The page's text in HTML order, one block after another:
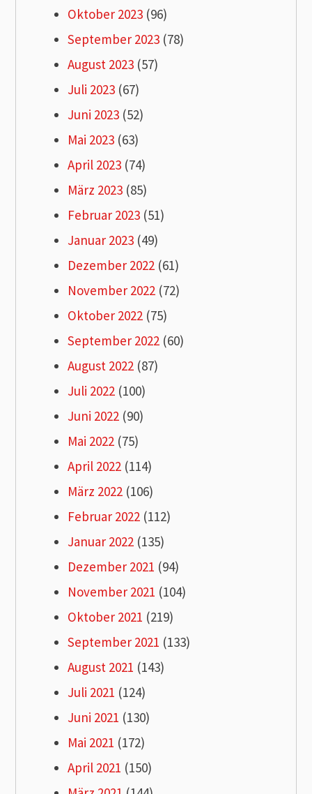
Oktober 2023 (96)
September 2023 (78)
August 2023 (57)
Juli 2023 (67)
Juni 2023 (52)
Mai 2023 (63)
April 2023 (74)
März 2023 (85)
Februar 2023 (51)
Januar 2023 (49)
Dezember 2022 (61)
November 2022 (72)
Oktober 2022 (75)
September 2022 (60)
August 2022 (87)
Juli 2022 (100)
Juni 2022 (90)
Mai 2022 (75)
April 2022 (114)
März 2022 (106)
Februar 2022 (112)
Januar 2022 (135)
Dezember 2021 (94)
November 2021 (104)
Oktober 2021 (219)
September 2021 (133)
August 2021 (143)
Juli 2021 (124)
Juni 2021 (130)
Mai 2021 (172)
April 2021 (150)